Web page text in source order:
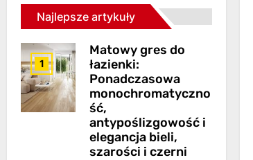
Najlepsze artykuły
1
Matowy gres do
łazienki:
Ponadczasowa
monochromatyczno
ść,
antypoślizgowość i
elegancja bieli,
szarości i czerni